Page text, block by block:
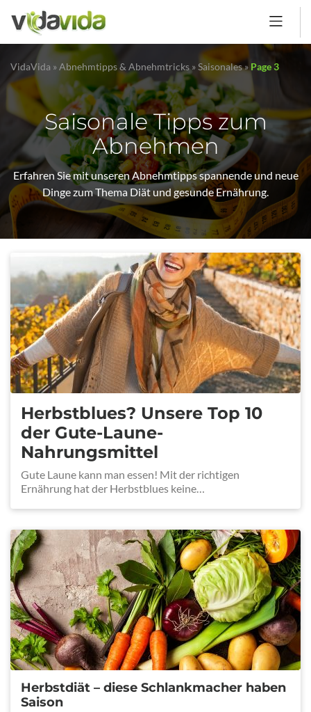
VidaVida »Abnehmtipps & Abnehmtricks »Saisonales» Page 3
Saisonale Tipps zum
Abnehmen
Erfahren Sie mit unseren Abnehmtipps spannende und neue
Dinge zum Thema Diät und gesunde Ernährung.
Herbstblues? Unsere Top 10
der Gute-Laune-
Nahrungsmittel
Gute Laune kann man essen! Mit der richtigen
Ernährung hat der Herbstblues keine…
Herbstdiät – diese Schlankmacher haben
Saison